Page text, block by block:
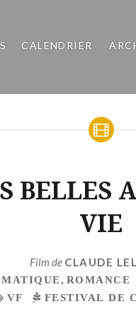
CALENDRIER
BELLES
VIE
Film de CLAUDE
, ROMANCE
VF
FESTIVAL DE